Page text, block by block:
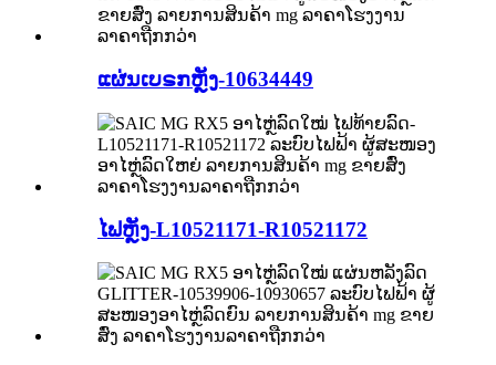
ແຜ່ນເບຣກຫຼັງ-10634449
ໄຟຫຼັງ-L10521171-R10521172